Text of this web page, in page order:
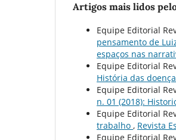
Artigos mais lidos
Equipe Editorial
pensamento de
espaços nas
Equipe Editorial
História das
Equipe Editorial
n. 01 (2018):
Equipe Editorial
trabalho , Revista
Equipe Editorial